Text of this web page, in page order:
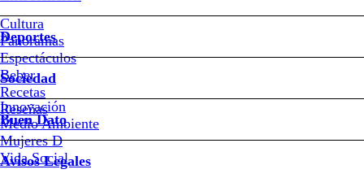
Cultura
Panoramas
Espectáculos
Beber
Recetas
Reseñas
Deportes
Sociedad
Innovación
Medio Ambiente
Mujeres D
Vida Social
Buen Dato
Avisos Legales
VIDEO
–
El
día
Notas relacionadas